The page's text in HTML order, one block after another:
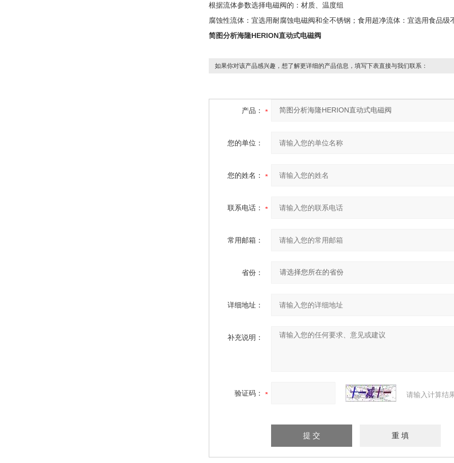
根据流体参数选择电磁阀的：材质、温度组
腐蚀性流体：宜选用耐腐蚀电磁阀和全不锈钢；食用超净流体：宜选用食品级
简图分析海隆HERION直动式电磁阀
如果你对该产品感兴趣，想了解更详细的产品信息，填写下表直接与我们联系：
产品：
您的单位：
您的姓名：
联系电话：
常用邮箱：
省份：
详细地址：
补充说明：
验证码： 请输入计算结